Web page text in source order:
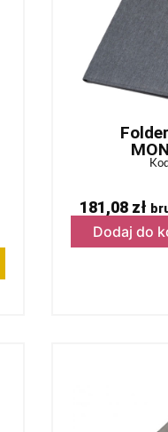
181,08 zł
Dodaj do